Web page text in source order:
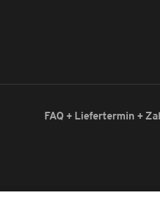
FAQ + Liefertermin +